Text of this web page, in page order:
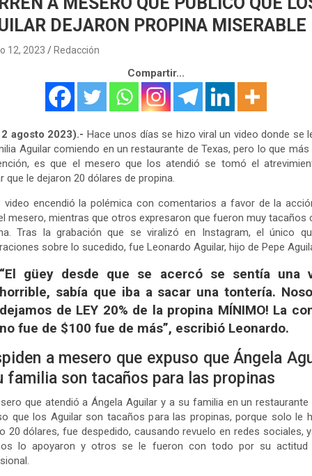
DEJARON PROPINA MISERABLE
12, 2023 Redacción
Compartir...
agosto 2023).- Hace unos días se hizo viral un video donde se
Aguilar comiendo en un restaurante de Texas, pero lo que más
es que el mesero que los atendió se tomó el
que le dejaron 20 dólares de propina.
video encendió la polémica con comentarios a favor de la
mesero, mientras que otros expresaron que fueron muy tacaños
Tras la grabación que se viralizó en Instagram, el único
sobre lo sucedido, fue Leonardo Aguilar, hijo de Pepe
“El güey desde que se acercó se sentía una
horrible, sabía que iba a sacar una tontería.
dejamos de LEY 20% de la propina MÍNIMO! La
no fue de $100 fue de más”, escribió Leonardo.
a mesero que expuso que Ángela
familia son tacaños para las propinas
que atendió a Ángela Aguilar y a su familia en un restaurante
que los Aguilar son tacaños para las propinas, porque solo le
20 dólares, fue despedido, causando revuelo en redes sociales,
lo apoyaron y otros se le fueron con todo por su actitud